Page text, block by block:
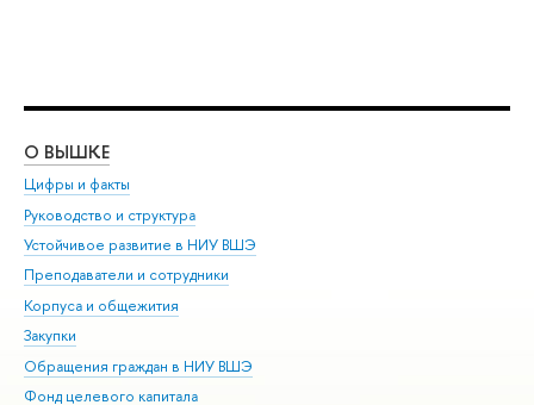
О ВЫШКЕ
Цифры и факты
Руководство и структура
Устойчивое развитие в НИУ ВШЭ
Преподаватели и сотрудники
Корпуса и общежития
Закупки
Обращения граждан в НИУ ВШЭ
Фонд целевого капитала